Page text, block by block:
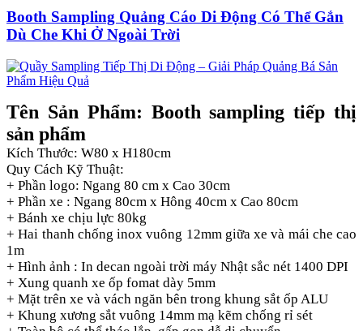
Booth Sampling Quảng Cáo Di Động Có Thể Gắn
Dù Che Khi Ở Ngoài Trời
Tên Sản Phẩm: Booth sampling tiếp thị
sản phẩm
Kích Thước: W80 x H180cm
Quy Cách Kỹ Thuật:
+ Phần logo: Ngang 80 cm x Cao 30cm
+ Phần xe : Ngang 80cm x Hông 40cm x Cao 80cm
+ Bánh xe chịu lực 80kg
+ Hai thanh chống inox vuông 12mm giữa xe và mái che cao
1m
+ Hình ảnh : In decan ngoài trời máy Nhật sắc nét 1400 DPI
+ Xung quanh xe ốp fomat dày 5mm
+ Mặt trên xe và vách ngăn bên trong khung sắt ốp ALU
+ Khung xương sắt vuông 14mm mạ kẽm chống rỉ sét